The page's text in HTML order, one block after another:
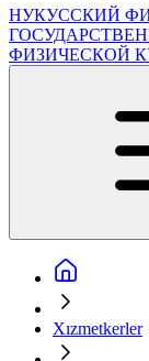
НУКУССКИЙ
ФИЗИЧЕСКОЙ
Xızmetkerler